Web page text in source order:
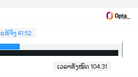
ແທ້ຈິງ 41:52
ເວລາທັງໝົດ 104:31